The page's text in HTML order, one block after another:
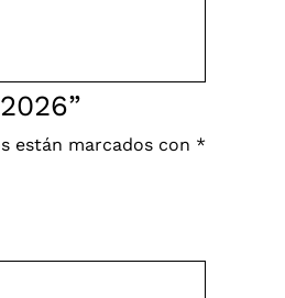
están marcados con *